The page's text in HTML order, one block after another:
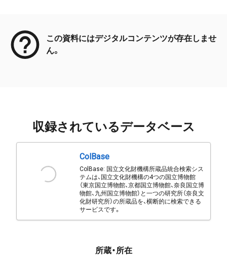
この資料にはデジタルコンテンツが存在しませ
ん。
収録されているデータベース
ColBase
ColBase: 国立文化財機構所蔵品統合検索シス
テムは、国立文化財機構の4つの国立博物館
（東京国立博物館、京都国立博物館、奈良国立博
物館、九州国立博物館）と一つの研究所（奈良文
化財研究所）の所蔵品を、横断的に検索できる
サービスです。
所蔵・所在